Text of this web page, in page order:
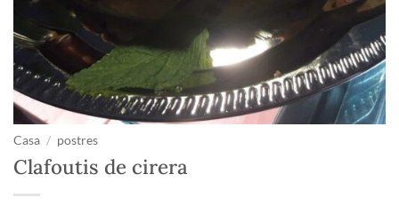
Casa / postres
Clafoutis de cirera